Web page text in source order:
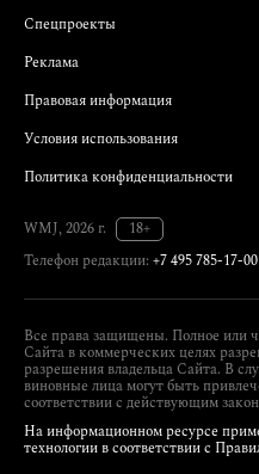
Спецпроекты
Реклама
Правовая информация
Условия использования
Политика конфиденциальности
WMJ, 2026 г.
18+
Телефон редакции: +7 495 785-17-00
Все права защищены. Полное или
Сайта в коммерческих целях
разрешения владельца Сайта. В
виновные лица могут быть
соответствии с действующим
На информационном ресурсе
технологии в соответствии с